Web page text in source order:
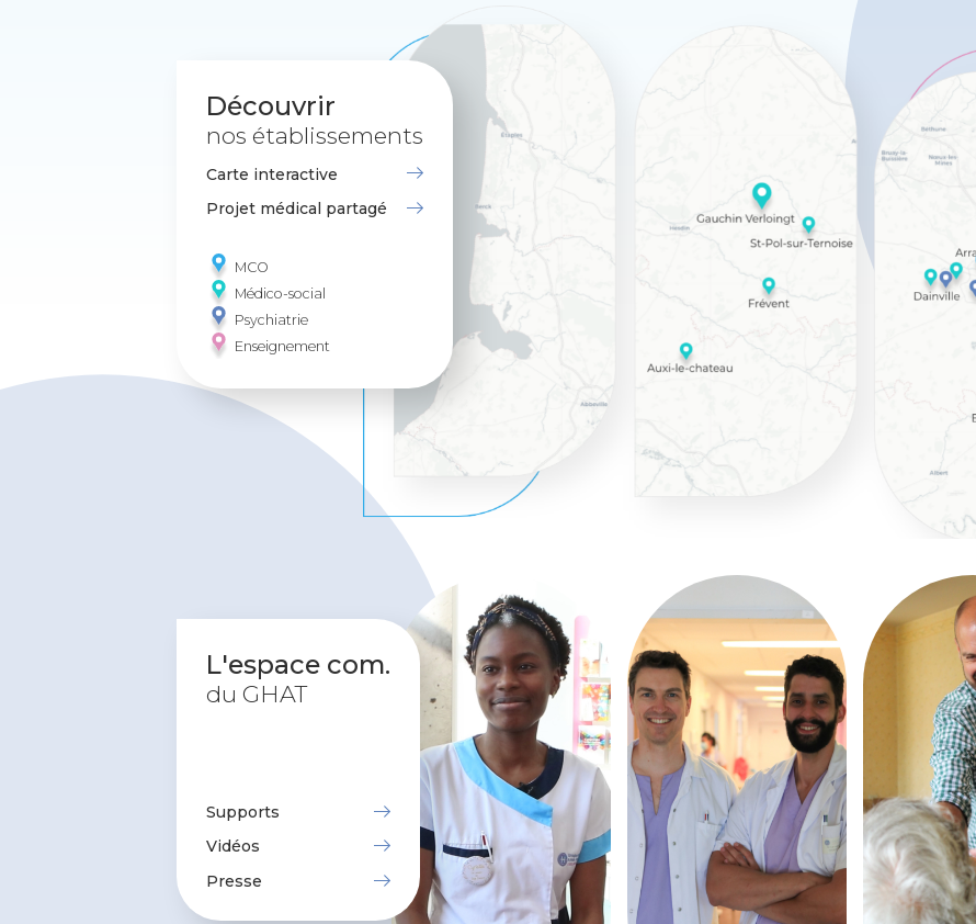
Découvrir
nos établissements
Carte interactive
Projet médical partagé
MCO
Médico-social
Psychiatrie
Enseignement
L'espace com.
du GHAT
Supports
Vidéos
Presse